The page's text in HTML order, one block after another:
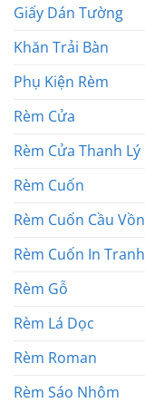
Giấy Dán Tường
Khăn Trải Bàn
Phụ Kiện Rèm
Rèm Cửa
Rèm Cửa Thanh Lý
Rèm Cuốn
Rèm Cuốn Cầu
Rèm Cuốn In Tranh
Rèm Gỗ
Rèm Lá Dọc
Rèm Roman
Rèm Sáo Nhôm